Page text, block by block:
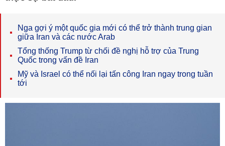
Nga gợi ý một quốc gia mới có thể trở thành trung gian
giữa Iran và các nước Arab
Tổng thống Trump từ chối đề nghị hỗ trợ của Trung
Quốc trong vấn đề Iran
Mỹ và Israel có thể nối lại tấn công Iran ngay trong tuần
tới